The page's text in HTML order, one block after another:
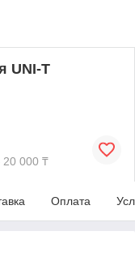
UNI-T
000 ₸
Оплата